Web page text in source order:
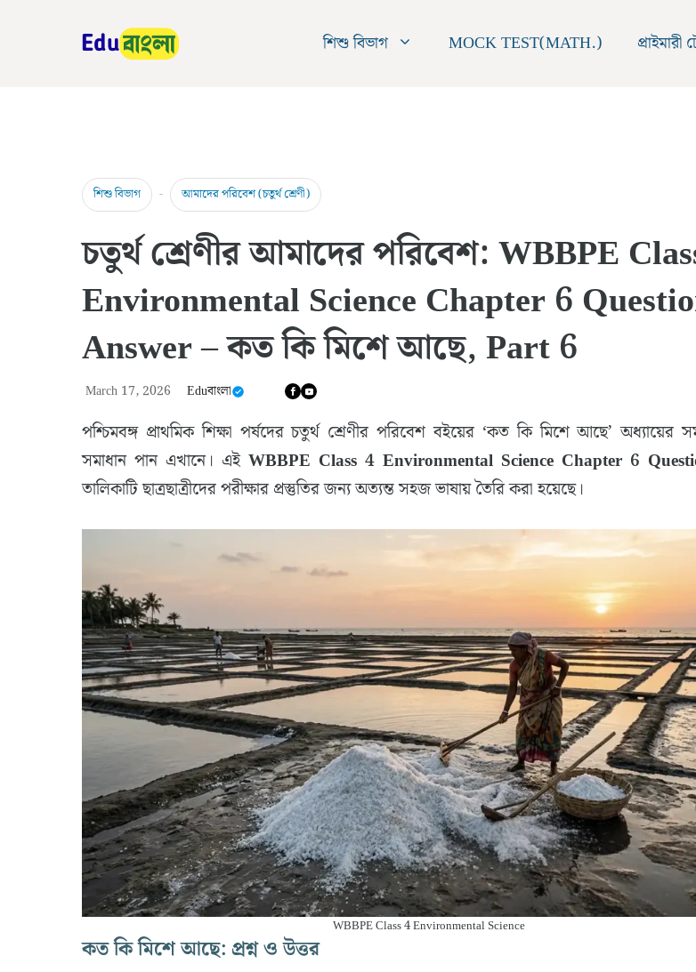
শিশু বিভাগ MOCK TEST(MATH.) প্রাইমারী
শিশু বিভাগ - আমাদের পরিবেশ (চতুর্থ শ্রেণী)
চতুর্থ শ্রেণীর আমাদের পরিবেশ: WBBPE
Environmental Science Chapter 6
Answer – কত কি মিশে আছে, Part 6
March 17, 2026 Eduবাংলা
পশ্চিমবঙ্গ প্রাথমিক শিক্ষা পর্ষদের চতুর্থ শ্রেণীর পরিবেশ বইয়ের ‘কত কি মিশে আছে’ অধ্যায়ের
সমাধান পান এখানে। এই WBBPE Class 4 Environmental Science Chapter 6
তালিকাটি ছাত্রছাত্রীদের পরীক্ষার প্রস্তুতির জন্য অত্যন্ত সহজ ভাষায় তৈরি করা হয়েছে।
WBBPE Class 4 Environmental Science
কত কি মিশে আছে: প্রশ্ন ও উত্তর